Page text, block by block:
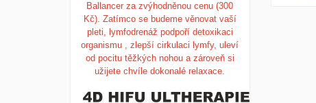
Ballancer za zvýhodněnou cenu (300
Kč). Zatímco se budeme věnovat vaší
pleti, lymfodrenáž podpoří detoxikaci
organismu , zlepší cirkulaci lymfy, uleví
od pocitu těžkých nohou a zároveň si
užijete chvíle dokonalé relaxace.